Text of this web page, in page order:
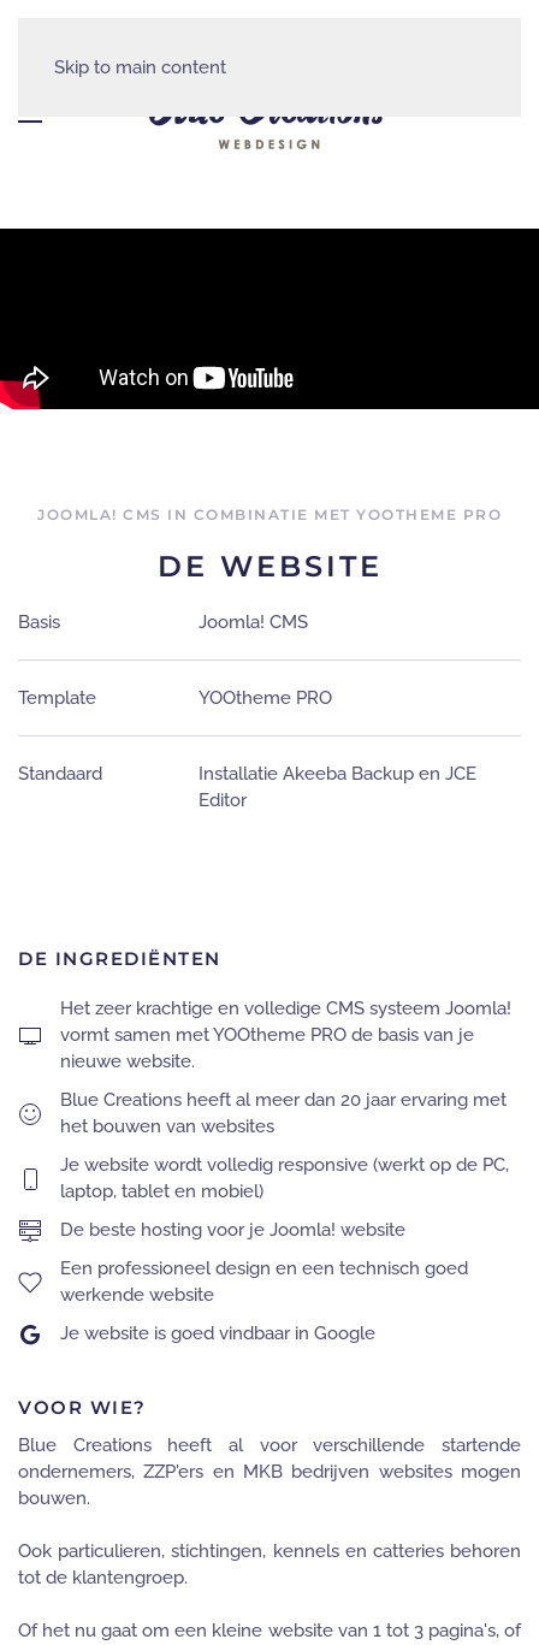
Skip to main content
JOOMLA! CMS IN COMBINATIE MET YOOTHEME PRO
DE WEBSITE
Basis Joomla! CMS
Template YOOtheme PRO
Standaard
Installatie Akeeba Backup en JCE
Editor
DE INGREDIËNTEN
Het zeer krachtige en volledige CMS systeem Joomla!
vormt samen met YOOtheme PRO de basis van je
nieuwe website.
Blue Creations heeft al meer dan 20 jaar ervaring met
het bouwen van websites
Je website wordt volledig responsive (werkt op de PC,
laptop, tablet en mobiel)
De beste hosting voor je Joomla! website
Een professioneel design en een technisch goed
werkende website
Je website is goed vindbaar in Google
VOOR WIE?
Blue Creations heeft al voor verschillende startende
ondernemers, ZZP'ers en MKB bedrijven websites mogen
bouwen.
Ook particulieren, stichtingen, kennels en catteries behoren
tot de klantengroep.
Of het nu gaat om een kleine website van 1 tot 3 pagina's, of